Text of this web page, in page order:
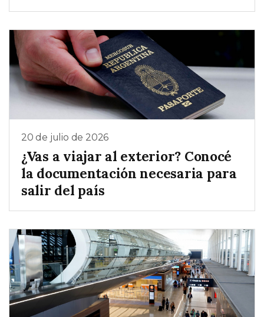
20 de julio de 2026
¿Vas a viajar al exterior? Conocé
la documentación necesaria para
salir del país